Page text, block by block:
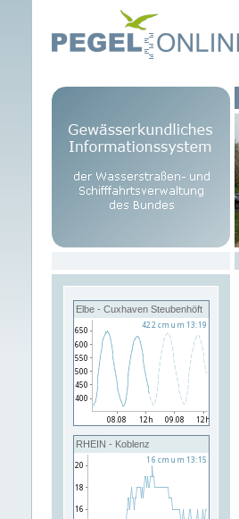
Elbe - Cuxhaven Steubenhöft
RHEIN - Koblenz